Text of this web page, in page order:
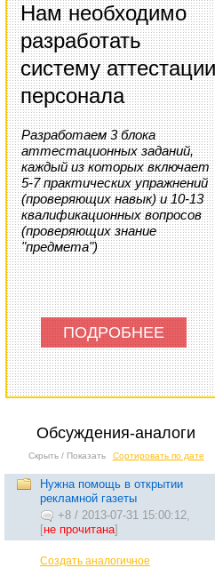
Нам необходимо
разработать
систему аттестации
персонала
Разработаем 3 блока
аттестационных заданий,
каждый из которых включает
5-7 практических упражнений
(проверяющих навык) и 10-13
квалификационных вопросов
(проверяющих знание
"предмета")
ПОДРОБНЕЕ
Обсуждения-аналоги
Скрыть / Показать Сортировать по дате
Нужна помощь в открытии
рекламной газеты
+8 / 2013-07-31 15:00:12,
[не прочитана]
Создать аналогичное